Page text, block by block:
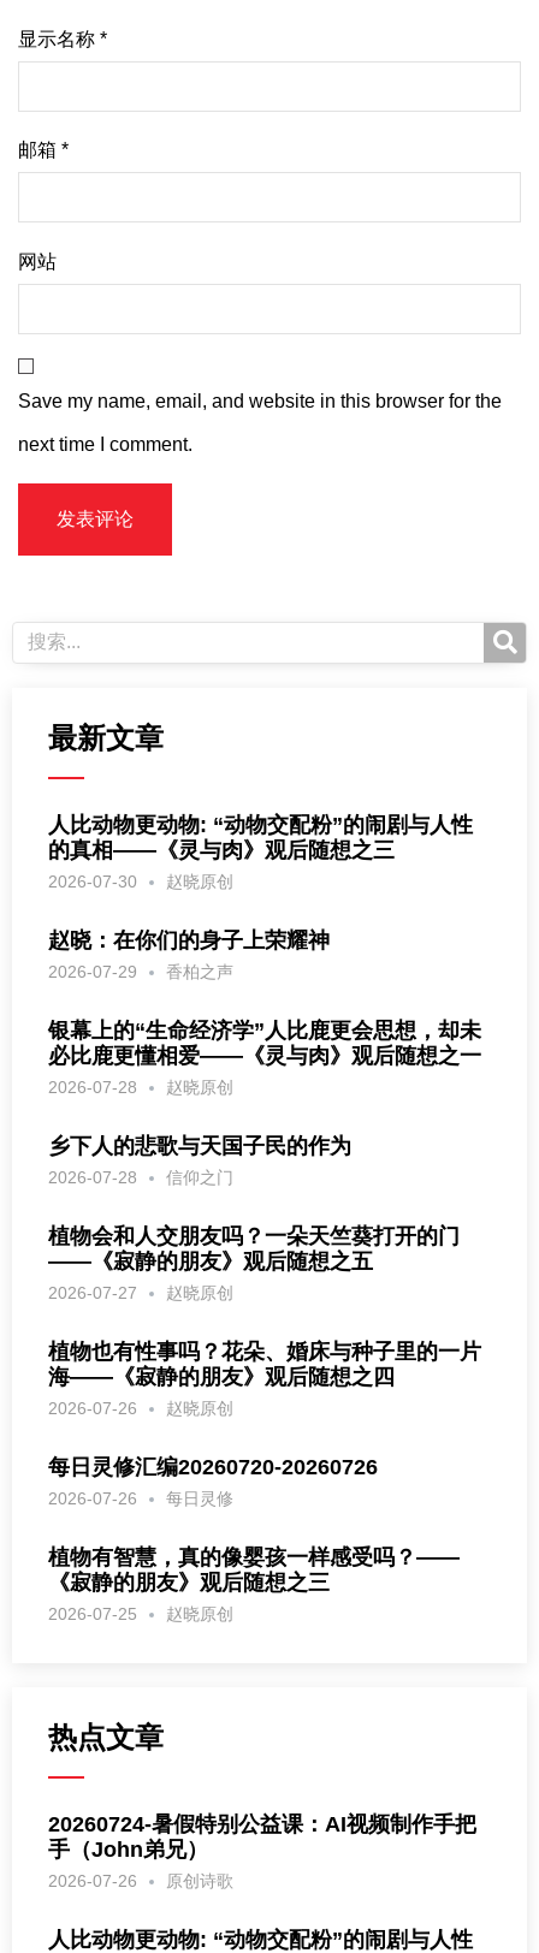
显示名称 *
邮箱 *
网站
Save my name, email, and website in this browser for the
next time I comment.
最新文章
人比动物更动物: “动物交配粉”的闹剧与人性
的真相——《灵与肉》观后随想之三
2026-07-30 赵晓原创
赵晓：在你们的身子上荣耀神
2026-07-29 香柏之声
银幕上的“生命经济学”人比鹿更会思想，却未
必比鹿更懂相爱——《灵与肉》观后随想之一
2026-07-28 赵晓原创
乡下人的悲歌与天国子民的作为
2026-07-28 信仰之门
植物会和人交朋友吗？一朵天竺葵打开的门
——《寂静的朋友》观后随想之五
2026-07-27 赵晓原创
植物也有性事吗？花朵、婚床与种子里的一片
海——《寂静的朋友》观后随想之四
2026-07-26 赵晓原创
每日灵修汇编20260720-20260726
2026-07-26 每日灵修
植物有智慧，真的像婴孩一样感受吗？——
《寂静的朋友》观后随想之三
2026-07-25 赵晓原创
热点文章
20260724-暑假特别公益课：AI视频制作手把
手（John弟兄）
2026-07-26 原创诗歌
人比动物更动物: “动物交配粉”的闹剧与人性